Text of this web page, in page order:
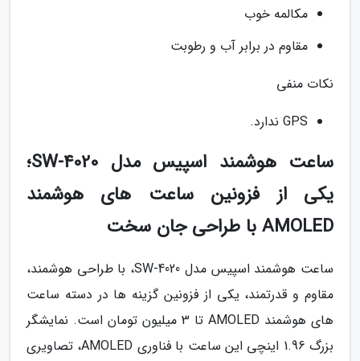
مکالمه خوب
مقاوم در برابر آب و رطوبت
نکات منفی
GPS ندارد.
ساعت هوشمند اسپیس مدل SW-4020؛
یکی از فزونین ساعت های هوشمند
AMOLED با طراحی جان سخت
ساعت هوشمند اسپیس مدل SW-4020، با طراحی هوشمند،
مقاوم و قدرتمند، یکی از فزونین گزینه ها در دسته ساعت
های هوشمند AMOLED تا 3 میلیون تومان است. نمایشگر
بزرگ 1.96 اینچی این ساعت با فناوری AMOLED، تصاویری